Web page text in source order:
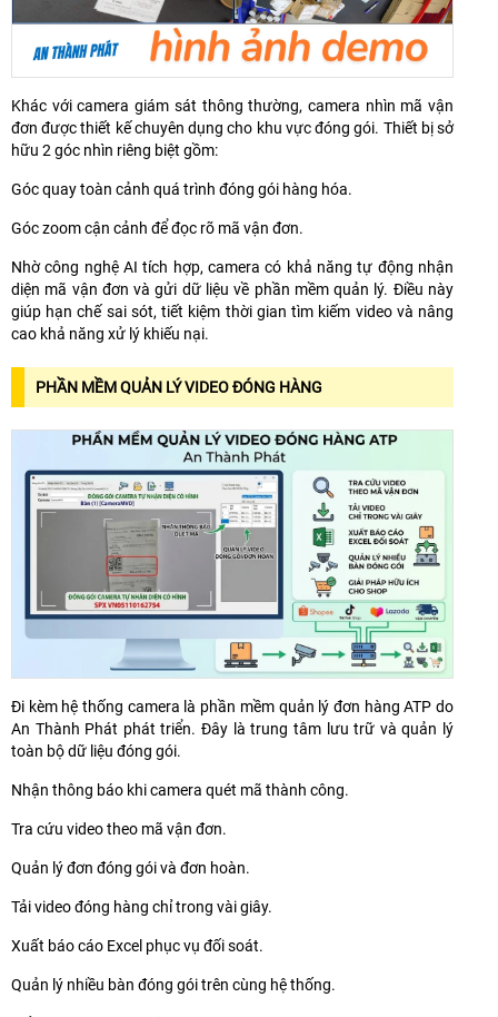
Khác với camera giám sát thông thường, camera nhìn mã vận
đơn được thiết kế chuyên dụng cho khu vực đóng gói. Thiết bị sở
hữu 2 góc nhìn riêng biệt gồm:
Góc quay toàn cảnh quá trình đóng gói hàng hóa.
Góc zoom cận cảnh để đọc rõ mã vận đơn.
Nhờ công nghệ AI tích hợp, camera có khả năng tự động nhận
diện mã vận đơn và gửi dữ liệu về phần mềm quản lý. Điều này
giúp hạn chế sai sót, tiết kiệm thời gian tìm kiếm video và nâng
cao khả năng xử lý khiếu nại.
PHẦN MỀM QUẢN LÝ VIDEO ĐÓNG HÀNG
Đi kèm hệ thống camera là phần mềm quản lý đơn hàng ATP do
An Thành Phát phát triển. Đây là trung tâm lưu trữ và quản lý
toàn bộ dữ liệu đóng gói.
Nhận thông báo khi camera quét mã thành công.
Tra cứu video theo mã vận đơn.
Quản lý đơn đóng gói và đơn hoàn.
Tải video đóng hàng chỉ trong vài giây.
Xuất báo cáo Excel phục vụ đối soát.
Quản lý nhiều bàn đóng gói trên cùng hệ thống.